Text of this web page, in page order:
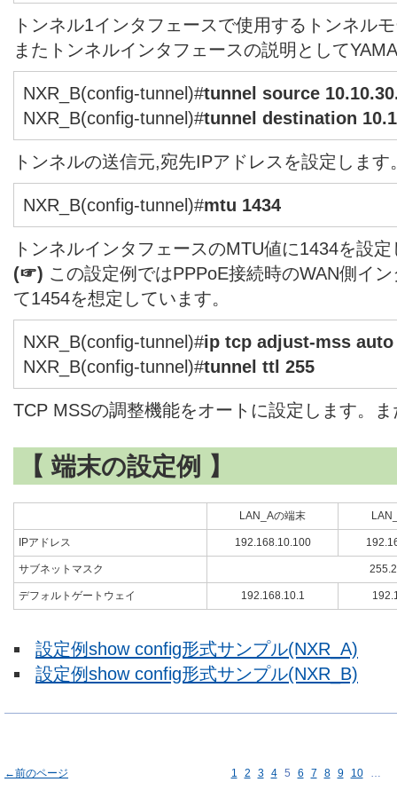
トンネル1インタフェースで使用するトンネル
またトンネルインタフェースの説明として
NXR_B(config-tunnel)#tunnel source
NXR_B(config-tunnel)#tunnel destination
トンネルの送信元,宛先IPアドレスを設定します
NXR_B(config-tunnel)#mtu 1434
トンネルインタフェースのMTU値に1434を設
(☞) この設定例ではPPPoE接続時のWAN側イ
て1454を想定しています。
NXR_B(config-tunnel)#ip tcp adjust-mss auto
NXR_B(config-tunnel)#tunnel ttl 255
TCP MSSの調整機能をオートに設定します。
【 端末の設定例 】
LAN_Aの端末
IPアドレス 192.168.10.100
サブネットマスク
デフォルトゲートウェイ 192.168.10.1
設定例show config形式サンプル(NXR_A)
設定例show config形式サンプル(NXR_B)
←前のページ 1 2 3 4 5 6 7 8 9 10 …